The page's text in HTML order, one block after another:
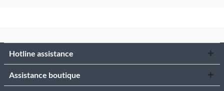
Hotline assistance
Assistance boutique